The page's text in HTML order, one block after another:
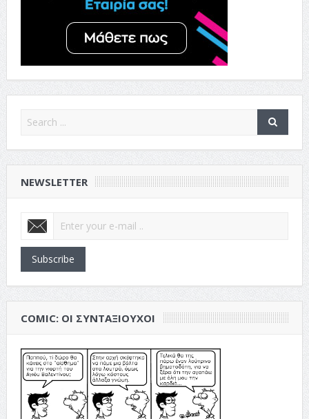
NEWSLETTER
Subscribe
COMIC: ΟΙ ΣΥΝΤΑΞΙΟΎΧΟΙ